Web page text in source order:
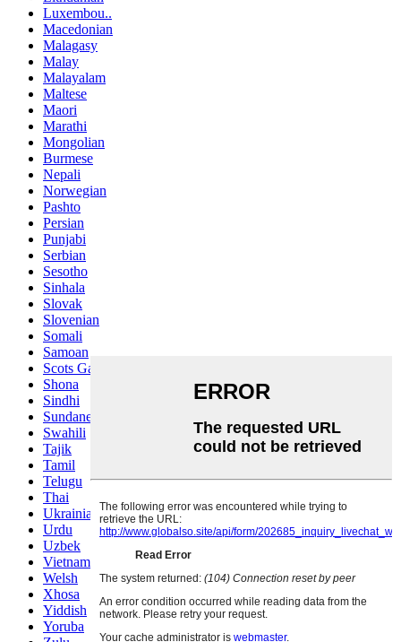
Luxembou..
Macedonian
Malagasy
Malay
Malayalam
Maltese
Maori
Marathi
Mongolian
Burmese
Nepali
Norwegian
Pashto
Persian
Punjabi
Serbian
Sesotho
Sinhala
Slovak
Slovenian
Somali
Samoan
Scots Gaelic
Shona
Sindhi
Sundanese
Swahili
Tajik
Tamil
Telugu
Thai
Ukrainian
Urdu
Uzbek
Vietnamese
Welsh
Xhosa
Yiddish
Yoruba